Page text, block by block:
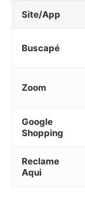
Site/App
Buscapé
Zoom
Google
Shopping
Reclame
Aqui